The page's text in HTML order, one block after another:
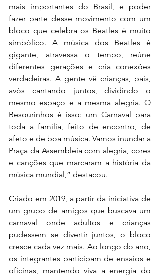
mais importantes do Brasil, e poder
fazer parte desse movimento com um
bloco que celebra os Beatles é muito
simbólico. A música dos Beatles é
gigante, atravessa o tempo, reúne
diferentes gerações e cria conexões
verdadeiras. A gente vê crianças, pais,
avós cantando juntos, dividindo o
mesmo espaço e a mesma alegria. O
Besourinhos é isso: um Carnaval para
toda a família, feito de encontro, de
afeto e de boa música. Vamos inundar a
Praça da Assembleia com alegria, cores
e canções que marcaram a história da
música mundial,” destacou.
Criado em 2019, a partir da iniciativa de
um grupo de amigos que buscava um
carnaval onde adultos e crianças
pudessem se divertir juntos, o bloco
cresce cada vez mais. Ao longo do ano,
os integrantes participam de ensaios e
oficinas, mantendo viva a energia do